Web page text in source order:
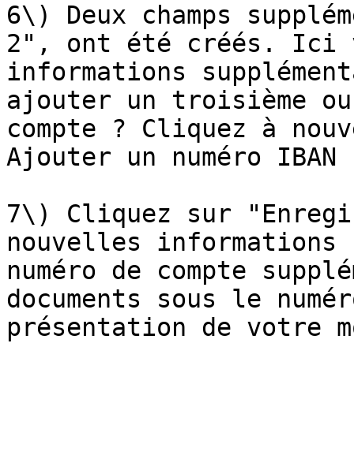
6\) Deux champs
2", ont été créés. Ici
informations
ajouter un troisième ou
compte ? Cliquez à
Ajouter un numéro
7\) Cliquez sur
nouvelles informations
numéro de compte
documents sous le